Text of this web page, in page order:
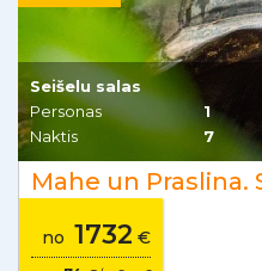
Seišelu salas
Personas
1
Naktis
7
Mahe un Praslina.
no 1732 €